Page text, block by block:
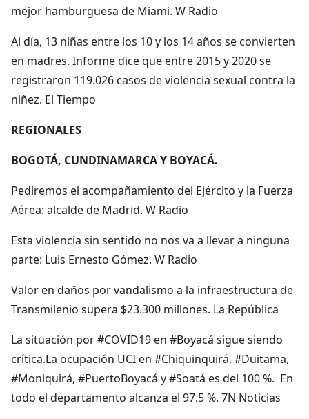
mejor hamburguesa de Miami. W Radio
Al día, 13 niñas entre los 10 y los 14 años se convierten
en madres. Informe dice que entre 2015 y 2020 se
registraron 119.026 casos de violencia sexual contra la
niñez. El Tiempo
REGIONALES
BOGOTÁ, CUNDINAMARCA Y BOYACÁ.
Pediremos el acompañamiento del Ejército y la Fuerza
Aérea: alcalde de Madrid. W Radio
Esta violencia sin sentido no nos va a llevar a ninguna
parte: Luis Ernesto Gómez. W Radio
Valor en daños por vandalismo a la infraestructura de
Transmilenio supera $23.300 millones. La República
La situación por #COVID19 en #Boyacá sigue siendo
crítica.La ocupación UCI en #Chiquinquirá, #Duitama,
#Moniquirá, #PuertoBoyacá y #Soatá es del 100 %. En
todo el departamento alcanza el 97.5 %. 7N Noticias